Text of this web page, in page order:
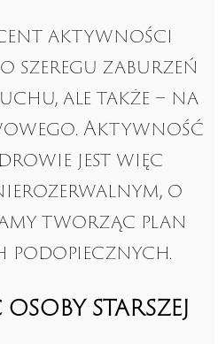
aktywności
szeregu zaburzeń
ale także – na
Aktywność
jest więc
o
tworząc plan
podopiecznych.
starszej